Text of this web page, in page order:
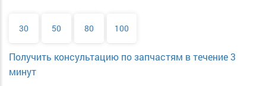
30 50 80 100
Получить консультацию по запчастям в течение 3
минут